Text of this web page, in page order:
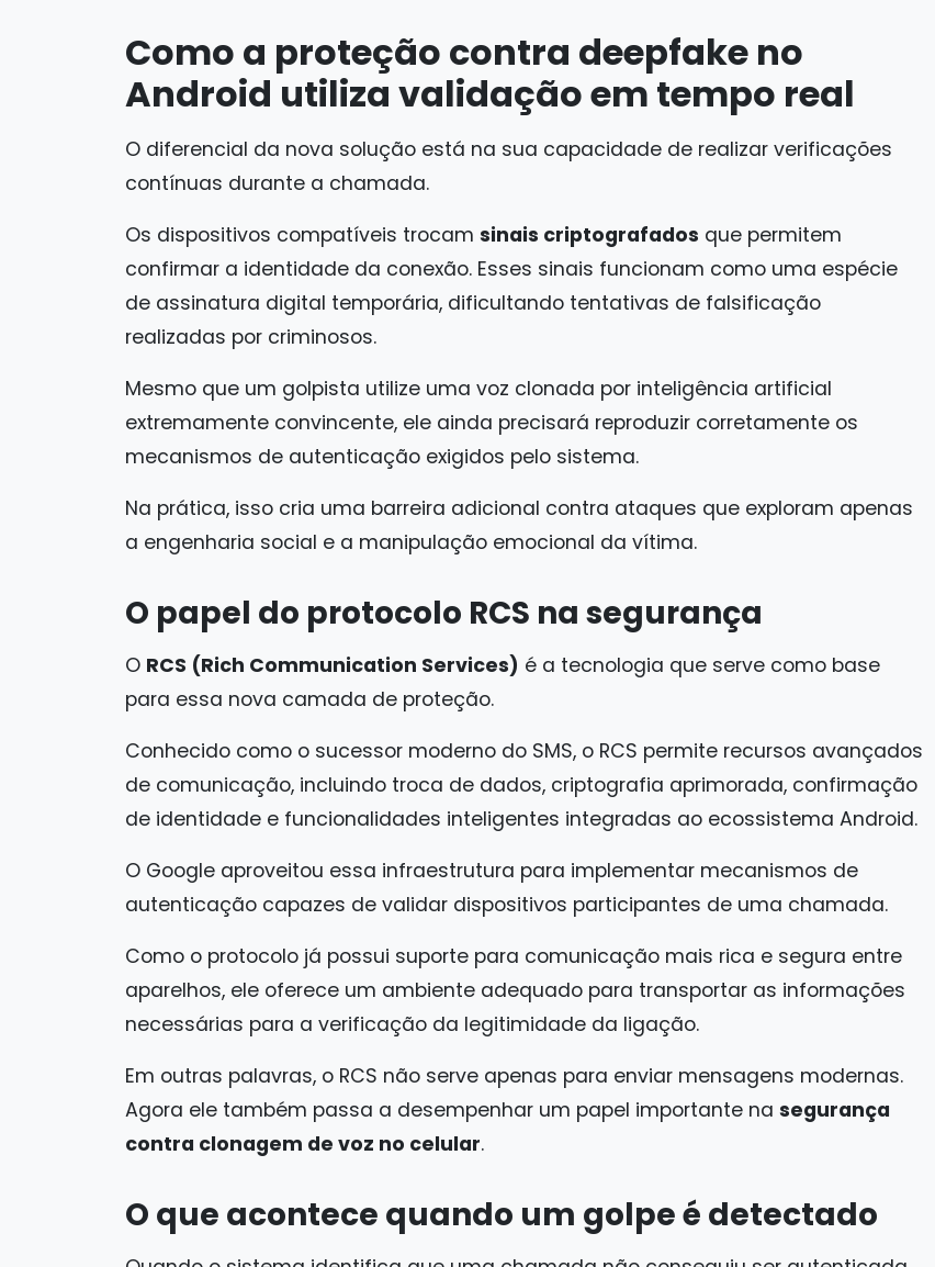
Como a proteção contra deepfake no
Android utiliza validação em tempo real
O diferencial da nova solução está na sua capacidade de realizar verificações
contínuas durante a chamada.
Os dispositivos compatíveis trocam sinais criptografados que permitem
confirmar a identidade da conexão. Esses sinais funcionam como uma espécie
de assinatura digital temporária, dificultando tentativas de falsificação
realizadas por criminosos.
Mesmo que um golpista utilize uma voz clonada por inteligência artificial
extremamente convincente, ele ainda precisará reproduzir corretamente os
mecanismos de autenticação exigidos pelo sistema.
Na prática, isso cria uma barreira adicional contra ataques que exploram apenas
a engenharia social e a manipulação emocional da vítima.
O papel do protocolo RCS na segurança
O RCS (Rich Communication Services) é a tecnologia que serve como base
para essa nova camada de proteção.
Conhecido como o sucessor moderno do SMS, o RCS permite recursos avançados
de comunicação, incluindo troca de dados, criptografia aprimorada, confirmação
de identidade e funcionalidades inteligentes integradas ao ecossistema Android.
O Google aproveitou essa infraestrutura para implementar mecanismos de
autenticação capazes de validar dispositivos participantes de uma chamada.
Como o protocolo já possui suporte para comunicação mais rica e segura entre
aparelhos, ele oferece um ambiente adequado para transportar as informações
necessárias para a verificação da legitimidade da ligação.
Em outras palavras, o RCS não serve apenas para enviar mensagens modernas.
Agora ele também passa a desempenhar um papel importante na segurança
contra clonagem de voz no celular.
O que acontece quando um golpe é detectado